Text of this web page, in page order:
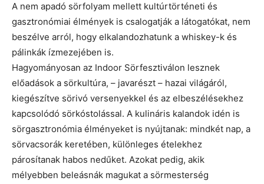
A nem apadó sörfolyam mellett kultúrtörténeti és
gasztronómiai élmények is csalogatják a látogatókat, nem
beszélve arról, hogy elkalandozhatunk a whiskey-k és
pálinkák ízmezejében is.
Hagyományosan az Indoor Sörfesztiválon lesznek
előadások a sörkultúra, – javarészt – hazai világáról,
kiegészítve sörivó versenyekkel és az elbeszélésekhez
kapcsolódó sörkóstolással. A kulináris kalandok idén is
sörgasztronómia élményeket is nyújtanak: mindkét nap, a
sörvacsorák keretében, különleges ételekhez
párosítanak habos nedűket. Azokat pedig, akik
mélyebben beleásnák magukat a sörmesterség